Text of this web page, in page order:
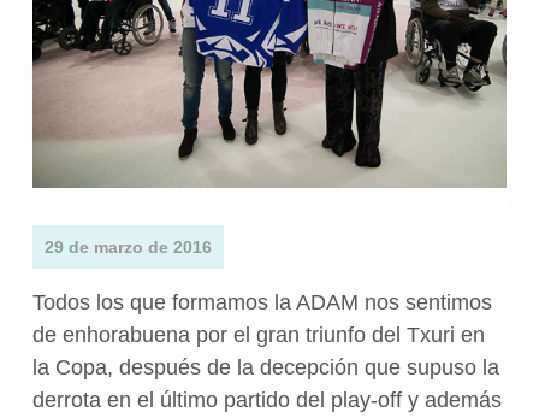
29 de marzo de 2016
Todos los que formamos la ADAM nos sentimos
de enhorabuena por el gran triunfo del Txuri en
la Copa, después de la decepción que supuso la
derrota en el último partido del play-off y además